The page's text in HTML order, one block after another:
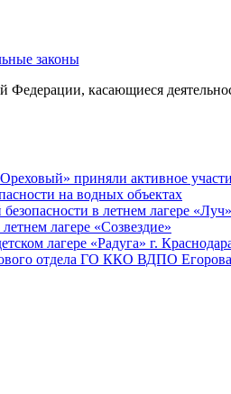
законы
Федерации, касающиеся
приняли активное
на водных объектах
в летнем лагере
лагере «Созвездие»
лагере «Радуга» г.
отдела ГО ККО ВДПО Егорова